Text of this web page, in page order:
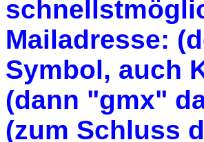
Mailadresse:
Symbol, auch
(dann "gmx"
(zum Schluss